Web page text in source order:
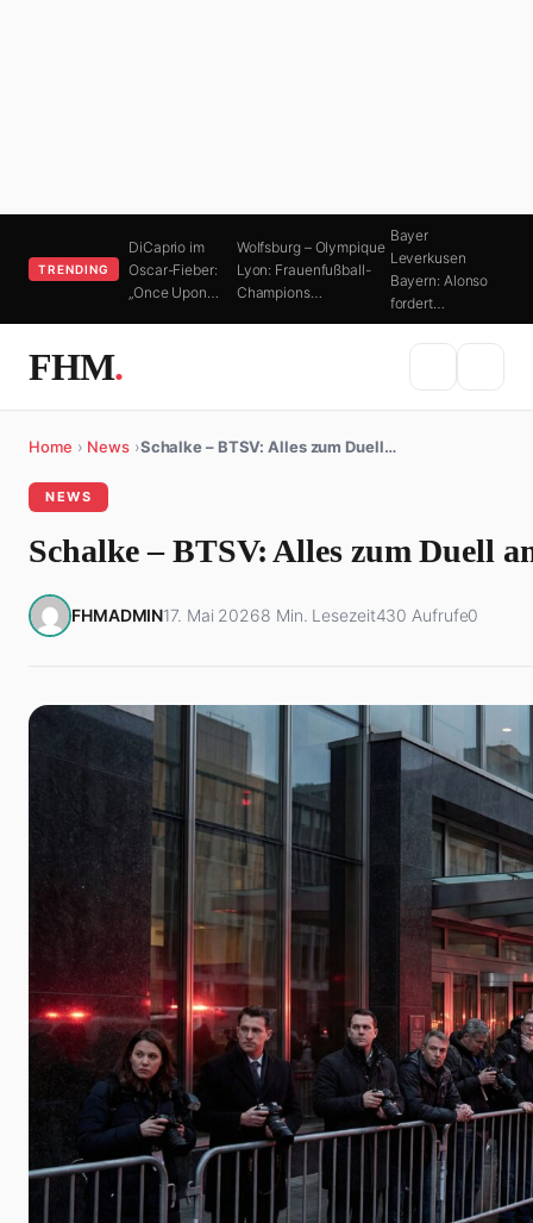
TRENDING
DiCaprio im
Oscar-Fieber:
„Once Upon…
Wolfsburg – Olympique
Lyon: Frauenfußball-
Champions…
Bayer
Leverkusen
Bayern: Alonso
fordert…
FHM.
Home › News ›Schalke – BTSV: Alles zum Duell…
NEWS
Schalke – BTSV: Alles zum Duell
FHMADMIN17. Mai 20268 Min. Lesezeit430 Aufrufe0